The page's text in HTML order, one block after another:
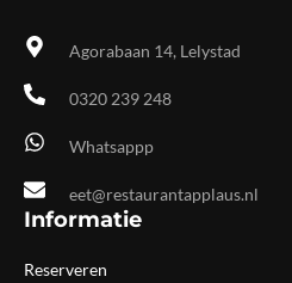
Agorabaan 14, Lelystad
0320 239 248
Whatsappp
eet@restaurantapplaus.nl
Informatie
Reserveren